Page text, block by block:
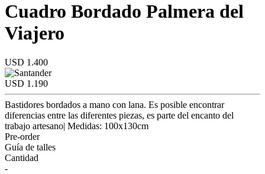
Cuadro Bordado Palmera del
Viajero
USD 1.400
USD 1.190
Bastidores bordados a mano con lana. Es posible encontrar
diferencias entre las diferentes piezas, es parte del encanto del
trabajo artesano| Medidas: 100x130cm
Pre-order
Guía de talles
Cantidad
-